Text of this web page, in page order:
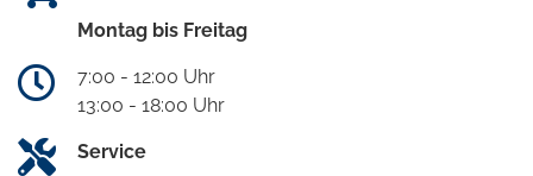
Montag bis Freitag
7:00 - 12:00 Uhr
13:00 - 18:00 Uhr
Service